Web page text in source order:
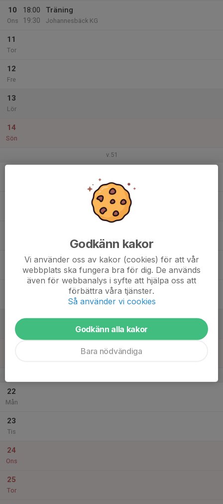
10
Ons
18:00
19:30
Träning
Johannesbäck KG
11
Tor
12
Fre
13
Lör
14
Sön
v.51
Årsta IP Konstgräs
Johannesbäck KG
Lör
22
Mån
23
Tis
24
Ons
25
Tor
Godkänn kakor
Vi använder oss av kakor (cookies) för att vår
webbplats ska fungera bra för dig. De används
även för webbanalys i syfte att hjälpa oss att
förbättra våra tjänster.
Så använder vi cookies
Godkänn alla kakor
Bara nödvändiga